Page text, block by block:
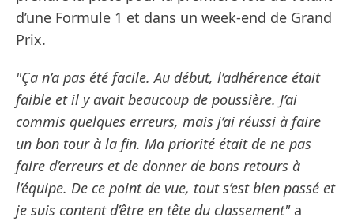
d’une Formule 1 et dans un week-end de Grand
Prix.
"Ça n’a pas été facile. Au début, l’adhérence était
faible et il y avait beaucoup de poussière. J’ai
commis quelques erreurs, mais j’ai réussi à faire
un bon tour à la fin. Ma priorité était de ne pas
faire d’erreurs et de donner de bons retours à
l’équipe. De ce point de vue, tout s’est bien passé et
je suis content d’être en tête du classement"a